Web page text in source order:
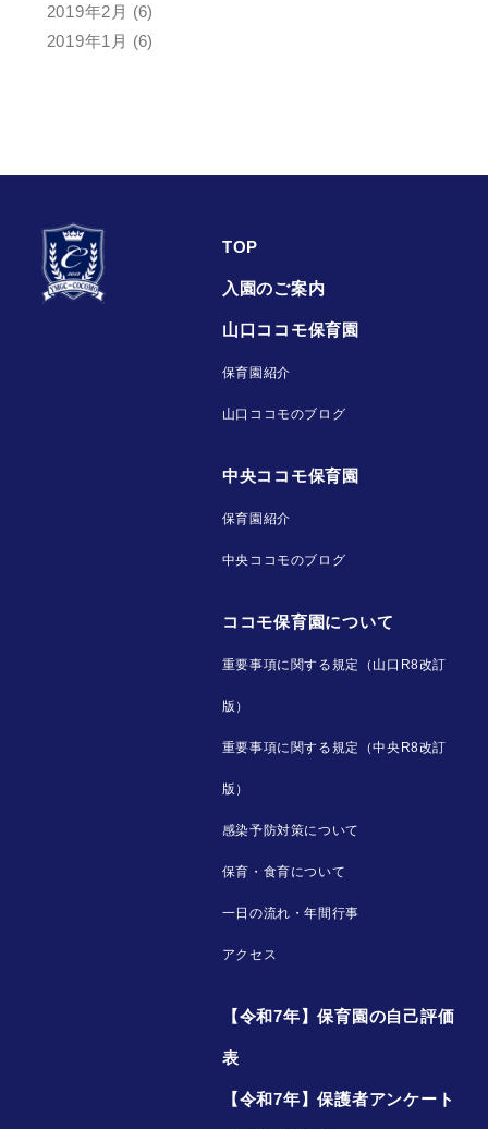
2019年2月 (6)
2019年1月 (6)
TOP
入園のご案内
山口ココモ保育園
保育園紹介
山口ココモのブログ
中央ココモ保育園
保育園紹介
中央ココモのブログ
ココモ保育園について
重要事項に関する規定（山口R8改訂
版）
重要事項に関する規定（中央R8改訂
版）
感染予防対策について
保育・食育について
一日の流れ・年間行事
アクセス
【令和7年】保育園の自己評価
表
【令和7年】保護者アンケート